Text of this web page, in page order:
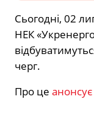
Сьогодні, 02
НЕК
черг.
Про це анонсує